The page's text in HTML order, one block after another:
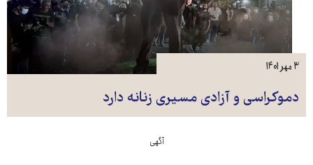
دموکراسی و آزادی مسیری زنانه دارد
۳ مهر ۱۴۰۱
آگهی